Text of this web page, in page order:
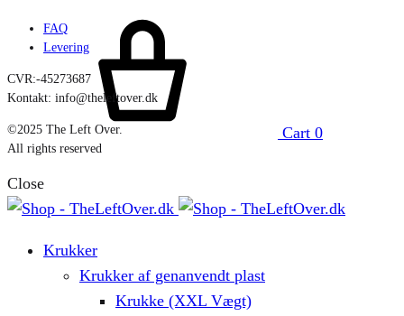
Cart 0
FAQ
Levering
CVR:-45273687
Kontakt: info@theleftover.dk
©2025 The Left Over.
All rights reserved
Close
Krukker
Krukker af genanvendt plast
Krukke (XXL Vægt)